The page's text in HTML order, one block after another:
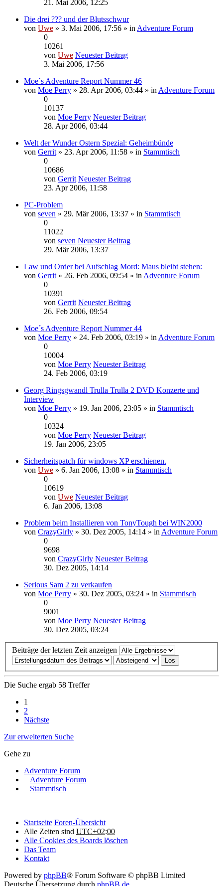
21. Mai 2006, 12:25
Die drei ??? und der Blutsschwur
von Uwe » 3. Mai 2006, 17:56 » in Adventure Forum
0
10261
von Uwe Neuester Beitrag
3. Mai 2006, 17:56
Moe´s Adventure Report Nummer 46
von Moe Perry » 28. Apr 2006, 03:44 » in Adventure Forum
0
10137
von Moe Perry Neuester Beitrag
28. Apr 2006, 03:44
Welt der Wunder Ostern Spezial: Geheimbünde
von Gerrit » 23. Apr 2006, 11:58 » in Stammtisch
0
10686
von Gerrit Neuester Beitrag
23. Apr 2006, 11:58
PC-Problem
von seven » 29. Mär 2006, 13:37 » in Stammtisch
0
11022
von seven Neuester Beitrag
29. Mär 2006, 13:37
Law und Order bei Aufschlag Mord: Maus bleibt stehen:
von Gerrit » 26. Feb 2006, 09:54 » in Adventure Forum
0
10391
von Gerrit Neuester Beitrag
26. Feb 2006, 09:54
Moe´s Adventure Report Nummer 44
von Moe Perry » 24. Feb 2006, 03:19 » in Adventure Forum
0
10004
von Moe Perry Neuester Beitrag
24. Feb 2006, 03:19
Georg Ringsgwandl Trulla Trulla 2 DVD Konzerte und
Interview
von Moe Perry » 19. Jan 2006, 23:05 » in Stammtisch
0
10324
von Moe Perry Neuester Beitrag
19. Jan 2006, 23:05
Sicherheitspatch für windows XP erschienen.
von Uwe » 6. Jan 2006, 13:08 » in Stammtisch
0
10619
von Uwe Neuester Beitrag
6. Jan 2006, 13:08
Problem beim Installieren von TonyTough bei WIN2000
von CrazyGirly » 30. Dez 2005, 14:14 » in Adventure Forum
0
9698
von CrazyGirly Neuester Beitrag
30. Dez 2005, 14:14
Serious Sam 2 zu verkaufen
von Moe Perry » 30. Dez 2005, 03:24 » in Stammtisch
0
9001
von Moe Perry Neuester Beitrag
30. Dez 2005, 03:24
Beiträge der letzten Zeit anzeigen
Die Suche ergab 58 Treffer
1
2
Nächste
Zur erweiterten Suche
Gehe zu
Adventure Forum
Adventure Forum
Stammtisch
Startseite Foren-Übersicht
Alle Zeiten sind UTC+02:00
Alle Cookies des Boards löschen
Das Team
Kontakt
Powered by phpBB® Forum Software © phpBB Limited